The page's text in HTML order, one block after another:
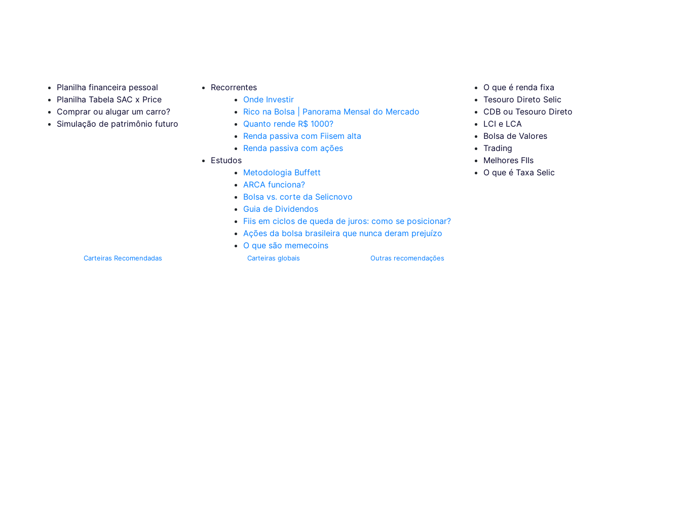
Planilha financeira pessoal
Planilha Tabela SAC x Price
Comprar ou alugar um carro?
Simulação de patrimônio futuro
Recorrentes
Onde Investir
Rico na Bolsa | Panorama Mensal do Mercado
Quanto rende R$ 1000?
Renda passiva com Fiisem alta
Renda passiva com ações
Estudos
Metodologia Buffett
ARCA funciona?
Bolsa vs. corte da Selicnovo
Guia de Dividendos
Fiis em ciclos de queda de juros: como se posicionar?
Ações da bolsa brasileira que nunca deram prejuízo
O que são memecoins
O que é renda fixa
Tesouro Direto Selic
CDB ou Tesouro Direto
LCI e LCA
Bolsa de Valores
Trading
Melhores FIIs
O que é Taxa Selic
Carteiras Recomendadas Carteiras globais Outras recomendações